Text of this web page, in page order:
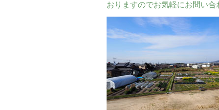
おりますのでお気軽にお問い合